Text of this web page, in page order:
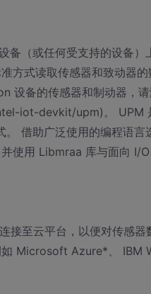
（或任何受支持的设备
方式读取传感器和致动器
设备的传感器和制动器，
iot-devkit/upm)。 UPM
借助广泛使用的编程语
使用 Libmraa 库与面向 I/O
接至云平台，以便对传感
Microsoft Azure*、 IBM